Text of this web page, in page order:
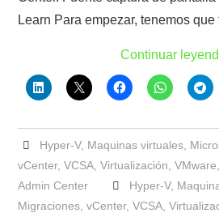
Learn Para empezar, tenemos
Continuar
Hyper-V, Maquinas virtuales,
vCenter,VCSA ,Virtualización ,VMware
Admin Center
Hyper-V,
Migraciones ,vCenter,VCSA ,